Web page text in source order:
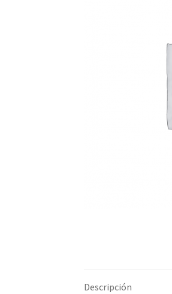
Descripción